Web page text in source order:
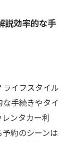
説効率的な手
イフスタイル
手続きやタイ
ンタカー利
約のシーンは